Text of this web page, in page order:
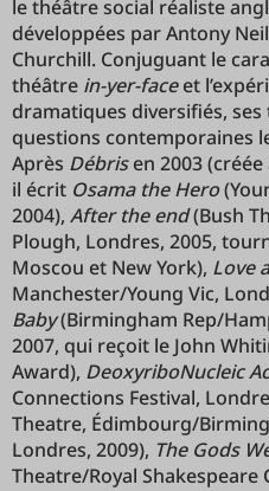
le théâtre social réaliste
développées par Antony
Churchill. Conjuguant le
théâtre in-yer-faceet
dramatiques diversifiés,
questions contemporaines
Après Débrisen 2003
il écrit Osama the Hero
2004), After the end(Bush
Plough, Londres, 2005,
Moscou et New York), Love
Manchester/Young Vic,
Baby(Birmingham Rep/
2007, qui reçoit le John
Award), DeoxyriboNucleic
Connections Festival,
Theatre, Édimbourg/
Londres, 2009), The Gods
Theatre/Royal Shakespeare